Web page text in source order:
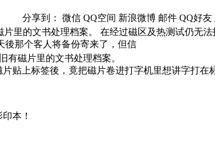
分享到： 微信 QQ空间 新浪微博 邮件 QQ好友
里的文书处理档案。 在经过磁区及热测试仍无
後那个客人将备份寄来了，但信
磁片里的文书处理档案。
贴上标签後，竟把磁片卷进打字机里想讲字打
本！